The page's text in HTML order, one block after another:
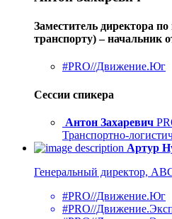
Заместитель директора по
транспорту) –
#PRO//Движение.Юг
Сессии спикера
Антон Захаревич
Транспортно-
Артур
Генеральный директор,
#PRO//Движение.Юг
#PRO//